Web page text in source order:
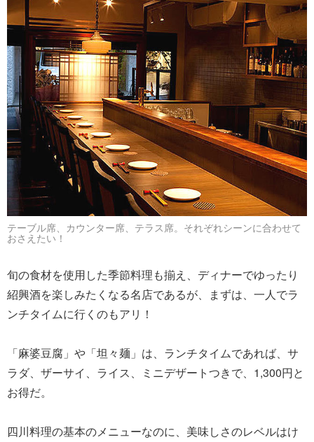
テーブル席、カウンター席、テラス席。それぞれシーンに合わせて
おさえたい！
旬の食材を使用した季節料理も揃え、ディナーでゆったり
紹興酒を楽しみたくなる名店であるが、まずは、一人でラ
ンチタイムに行くのもアリ！
「麻婆豆腐」や「坦々麺」は、ランチタイムであれば、サ
ラダ、ザーサイ、ライス、ミニデザートつきで、1,300円と
お得だ。
四川料理の基本のメニューなのに、美味しさのレベルはけ